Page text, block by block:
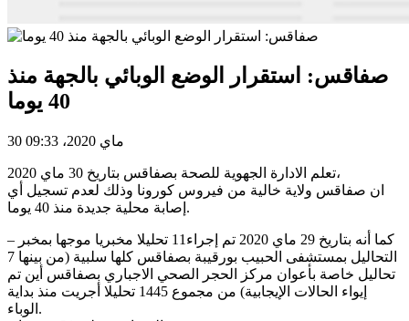
صفاقس: استقرار الوضع الوبائي بالجهة منذ
40 يوما
30 ماي 2020، 09:33
تعلم الادارة الجهوية للصحة بصفاقس بتاريخ 30 ماي 2020،
ان صفاقس ولاية خالية من فيروس كورونا وذلك لعدم تسجيل أي
إصابة محلية جديدة منذ 40 يوما.
– كما أنه بتاريخ 29 ماي 2020 تم إجراء11 تحليلا مخبريا موجها بمخبر
التحاليل بمستشفى الحبيب بورقيبة بصفاقس كلها سلبية (من بينها 7
تحاليل خاصة بأعوان مركز الحجر الصحي الاجباري بصفاقس أين تم
إيواء الحالات الإيجابية) من مجموع 1445 تحليلا أجريت منذ بداية
الوباء.